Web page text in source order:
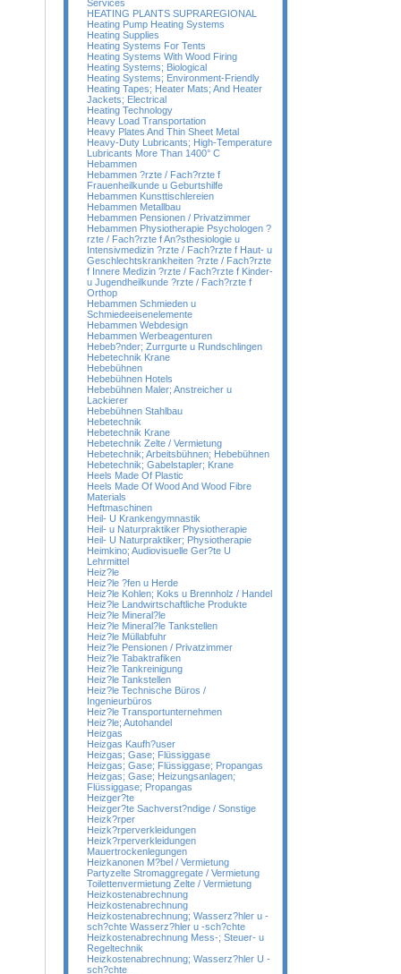
Services
HEATING PLANTS SUPRAREGIONAL
Heating Pump Heating Systems
Heating Supplies
Heating Systems For Tents
Heating Systems With Wood Firing
Heating Systems; Biological
Heating Systems; Environment-Friendly
Heating Tapes; Heater Mats; And Heater
Jackets; Electrical
Heating Technology
Heavy Load Transportation
Heavy Plates And Thin Sheet Metal
Heavy-Duty Lubricants; High-Temperature
Lubricants More Than 1400° C
Hebammen
Hebammen ?rzte / Fach?rzte f
Frauenheilkunde u Geburtshilfe
Hebammen Kunsttischlereien
Hebammen Metallbau
Hebammen Pensionen / Privatzimmer
Hebammen Physiotherapie Psychologen ?
rzte / Fach?rzte f An?sthesiologie u
Intensivmedizin ?rzte / Fach?rzte f Haut- u
Geschlechtskrankheiten ?rzte / Fach?rzte
f Innere Medizin ?rzte / Fach?rzte f Kinder-
u Jugendheilkunde ?rzte / Fach?rzte f
Orthop
Hebammen Schmieden u
Schmiedeeisenelemente
Hebammen Webdesign
Hebammen Werbeagenturen
Hebeb?nder; Zurrgurte u Rundschlingen
Hebetechnik Krane
Hebebühnen
Hebebühnen Hotels
Hebebühnen Maler; Anstreicher u
Lackierer
Hebebühnen Stahlbau
Hebetechnik
Hebetechnik Krane
Hebetechnik Zelte / Vermietung
Hebetechnik; Arbeitsbühnen; Hebebühnen
Hebetechnik; Gabelstapler; Krane
Heels Made Of Plastic
Heels Made Of Wood And Wood Fibre
Materials
Heftmaschinen
Heil- U Krankengymnastik
Heil- u Naturpraktiker Physiotherapie
Heil- U Naturpraktiker; Physiotherapie
Heimkino; Audiovisuelle Ger?te U
Lehrmittel
Heiz?le
Heiz?le ?fen u Herde
Heiz?le Kohlen; Koks u Brennholz / Handel
Heiz?le Landwirtschaftliche Produkte
Heiz?le Mineral?le
Heiz?le Mineral?le Tankstellen
Heiz?le Müllabfuhr
Heiz?le Pensionen / Privatzimmer
Heiz?le Tabaktrafiken
Heiz?le Tankreinigung
Heiz?le Tankstellen
Heiz?le Technische Büros /
Ingenieurbüros
Heiz?le Transportunternehmen
Heiz?le; Autohandel
Heizgas
Heizgas Kaufh?user
Heizgas; Gase; Flüssiggase
Heizgas; Gase; Flüssiggase; Propangas
Heizgas; Gase; Heizungsanlagen;
Flüssiggase; Propangas
Heizger?te
Heizger?te Sachverst?ndige / Sonstige
Heizk?rper
Heizk?rperverkleidungen
Heizk?rperverkleidungen
Mauertrockenlegungen
Heizkanonen M?bel / Vermietung
Partyzelte Stromaggregate / Vermietung
Toilettenvermietung Zelte / Vermietung
Heizkostenabrechnung
Heizkostenabrechnung
Heizkostenabrechnung; Wasserz?hler u -
sch?chte Wasserz?hler u -sch?chte
Heizkostenabrechnung Mess-; Steuer- u
Regeltechnik
Heizkostenabrechnung; Wasserz?hler U -
sch?chte